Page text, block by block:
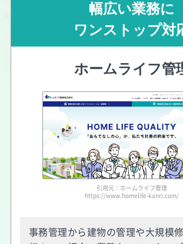
幅広い業務に
ワンストップ対
ホームライフ管
引用元：ホームライフ管理
https://www.homelife-kanri.com/
事務管理から建物の管理や大規模